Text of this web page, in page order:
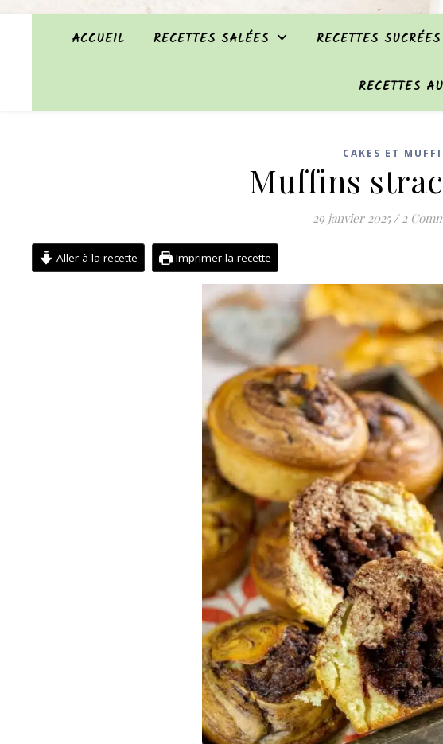
ACCUEIL RECETTES SALÉES RECETTES SUCRÉES
RECETTES
CAKES ET
Muffins
29 janvier 2025 / 2
Aller à la recette Imprimer la recette